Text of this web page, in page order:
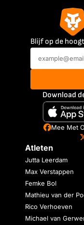
Blijf op de
Download
Mee Met
Atleten
Jutta Leerdam
Max Verstappen
Femke Bol
Mathieu van der
Rico Verhoeven
Michael van